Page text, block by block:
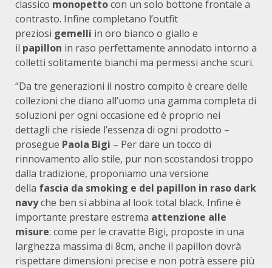
classico monopettocon un solo bottone frontale a
contrasto. Infine completano l’outfit
preziosi gemelli in oro bianco o giallo e
il papillon in raso perfettamente annodato intorno a
colletti solitamente bianchi ma permessi anche scuri.
“Da tre generazioni il nostro compito è creare delle
collezioni che diano all’uomo una gamma completa di
soluzioni per ogni occasione ed è proprio nei
dettagli che risiede l’essenza di ogni prodotto –
prosegue Paola Bigi – Per dare un tocco di
rinnovamento allo stile, pur non scostandosi troppo
dalla tradizione, proponiamo una versione
della fascia da smoking e del papillon in raso dark
navyche ben si abbina al look total black. Infine è
importante prestare estrema attenzione alle
misure: come per le cravatte Bigi, proposte in una
larghezza massima di 8cm, anche il papillon dovrà
rispettare dimensioni precise e non potrà essere più